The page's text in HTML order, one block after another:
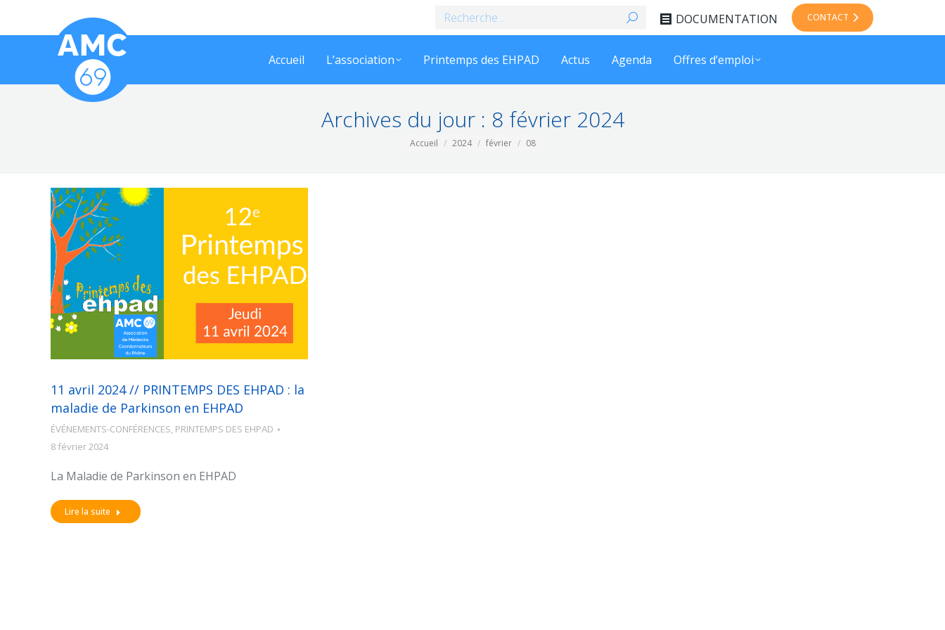
Recherche
DOCUMENTATION CONTACT
Accueil L’association Printemps des EHPAD Actus Agenda Offres d’emploi
Archives du jour : 8 février 2024
Vous êtes ici :
Accueil 2024 février 08
11 avril 2024 // PRINTEMPS DES EHPAD : la
maladie de Parkinson en EHPAD
ÉVÉNEMENTS-CONFÉRENCES, PRINTEMPS DES EHPAD
8 février 2024
La Maladie de Parkinson en EHPAD
Lire la suite